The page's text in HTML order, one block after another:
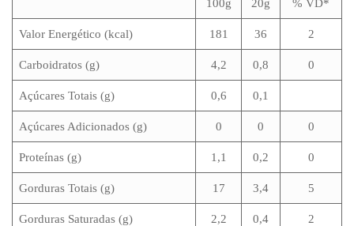
100g 20g % VD*
Valor Energético (kcal) 181 36 2
Carboidratos (g) 4,2 0,8 0
Açúcares Totais (g) 0,6 0,1
Açúcares Adicionados (g) 0 0 0
Proteínas (g) 1,1 0,2 0
Gorduras Totais (g) 17 3,4 5
Gorduras Saturadas (g) 2,2 0,4 2